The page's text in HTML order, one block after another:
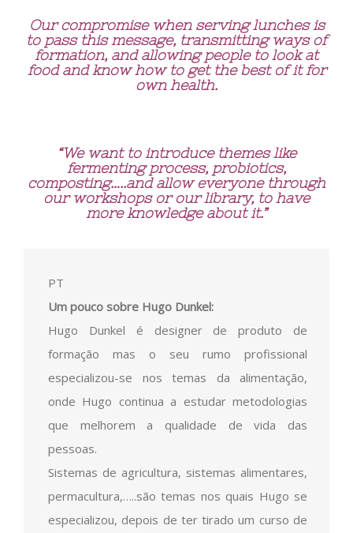
Our compromise when serving lunches is
to pass this message, transmitting ways of
formation, and allowing people to look at
food and know how to get the best of it for
own health.
“We want to introduce themes like
fermenting process, probiotics,
composting…..and allow everyone through
our workshops or our library, to have
more knowledge about it.”
PT
Um pouco sobre Hugo Dunkel:
Hugo Dunkel é designer de produto de
formação mas o seu rumo profissional
especializou-se nos temas da alimentação,
onde Hugo continua a estudar metodologias
que melhorem a qualidade de vida das
pessoas.
Sistemas de agricultura, sistemas alimentares,
permacultura,…..são temas nos quais Hugo se
especializou, depois de ter tirado um curso de